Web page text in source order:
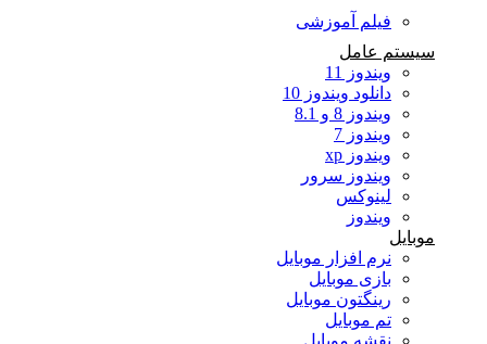
فیلم آموزشی
سیستم عامل
ویندوز 11
دانلود ویندوز 10
ویندوز 8 و 8.1
ویندوز 7
ویندوز xp
ویندوز سرور
لینوکس
ویندوز
موبایل
نرم افزار موبایل
بازی موبایل
رینگتون موبایل
تم موبایل
نقشه موبایل